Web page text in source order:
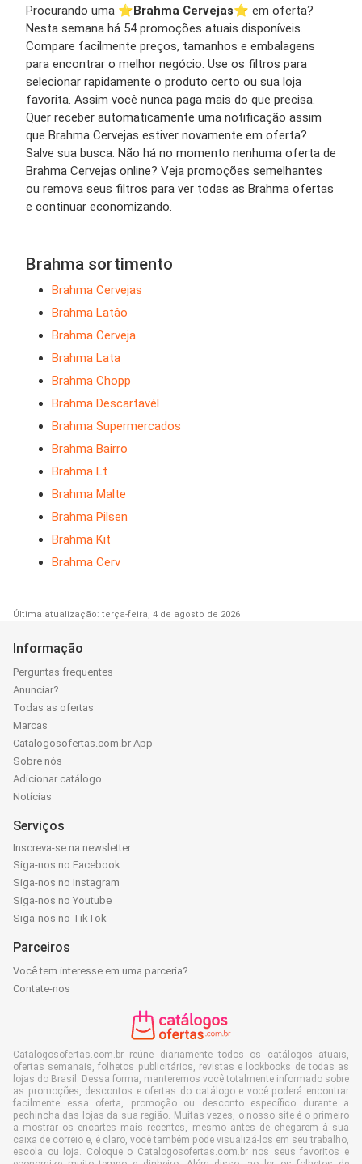
Procurando uma ⭐️Brahma Cervejas⭐️ em oferta?
Nesta semana há 54 promoções atuais disponíveis.
Compare facilmente preços, tamanhos e embalagens
para encontrar o melhor negócio. Use os filtros para
selecionar rapidamente o produto certo ou sua loja
favorita. Assim você nunca paga mais do que precisa.
Quer receber automaticamente uma notificação assim
que Brahma Cervejas estiver novamente em oferta?
Salve sua busca. Não há no momento nenhuma oferta de
Brahma Cervejas online? Veja promoções semelhantes
ou remova seus filtros para ver todas as Brahma ofertas
e continuar economizando.
Brahma sortimento
Brahma Cervejas
Brahma Latâo
Brahma Cerveja
Brahma Lata
Brahma Chopp
Brahma Descartavél
Brahma Supermercados
Brahma Bairro
Brahma Lt
Brahma Malte
Brahma Pilsen
Brahma Kit
Brahma Cerv
Última atualização: terça-feira, 4 de agosto de 2026
Informação
Perguntas frequentes
Anunciar?
Todas as ofertas
Marcas
Catalogosofertas.com.br App
Sobre nós
Adicionar catálogo
Notícias
Serviços
Inscreva-se na newsletter
Siga-nos no Facebook
Siga-nos no Instagram
Siga-nos no Youtube
Siga-nos no TikTok
Parceiros
Você tem interesse em uma parceria?
Contate-nos
Catalogosofertas.com.br reúne diariamente todos os catálogos atuais,
ofertas semanais, folhetos publicitários, revistas e lookbooks de todas as
lojas do Brasil. Dessa forma, manteremos você totalmente informado sobre
as promoções, descontos e ofertas do catálogo e você poderá encontrar
facilmente essa oferta, promoção ou desconto específico durante a
pechincha das lojas da sua região. Muitas vezes, o nosso site é o primeiro
a mostrar os encartes mais recentes, mesmo antes de chegarem à sua
caixa de correio e, é claro, você também pode visualizá-los em seu trabalho,
escola ou loja. Coloque o Catalogosofertas.com.br nos seus favoritos e